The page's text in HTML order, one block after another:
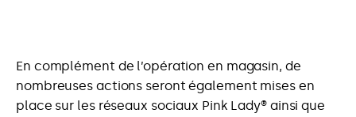
En complément de l’opération en magasin, de
nombreuses actions seront également mises en
place sur les réseaux sociaux Pink Lady® ainsi que